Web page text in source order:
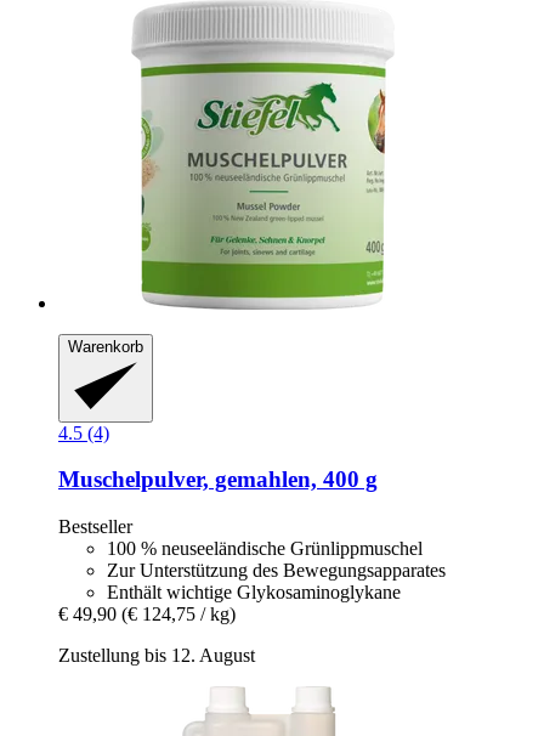
Warenkorb
4.5 (4)
Muschelpulver, gemahlen, 400 g
Bestseller
100 % neuseeländische Grünlippmuschel
Zur Unterstützung des Bewegungsapparates
Enthält wichtige Glykosaminoglykane
€ 49,90 (€ 124,75 / kg)
Zustellung bis 12. August